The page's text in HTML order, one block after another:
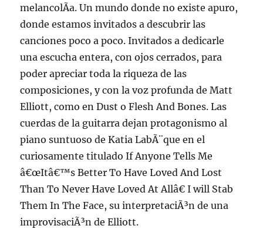
melancolÃ­a. Un mundo donde no existe apuro,
donde estamos invitados a descubrir las
canciones poco a poco. Invitados a dedicarle
una escucha entera, con ojos cerrados, para
poder apreciar toda la riqueza de las
composiciones, y con la voz profunda de Matt
Elliott, como en Dust o Flesh And Bones. Las
cuerdas de la guitarra dejan protagonismo al
piano suntuoso de Katia LabÃ¨que en el
curiosamente titulado If Anyone Tells Me
â€œItâ€™s Better To Have Loved And Lost
Than To Never Have Loved At Allâ€ I will Stab
Them In The Face, su interpretaciÃ³n de una
improvisaciÃ³n de Elliott.